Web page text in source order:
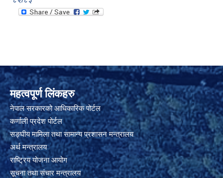
महत्वपूर्ण लिंकहरु
नेपाल सरकारको आधिकारिक पोर्टल
कर्णाली प्रदेश पोर्टल
सङ्घीय मामिला तथा सामान्य प्रशासन मन्त्रालय
अर्थ मन्त्रालय
राष्ट्रिय योजना आयोग
सूचना तथा संचार मन्त्रालय